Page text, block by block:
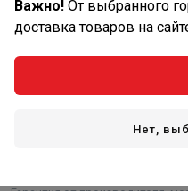
Непрерывная
режимах отопления
Плавное
Котлы
давления
нержавеющей стали;
Характеристики
Важно! От выбранного
доставка товаров на
Нет,